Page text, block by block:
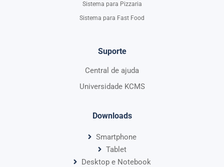
Sistema para Pizzaria
Sistema para Fast Food
Suporte
Central de ajuda
Universidade KCMS
Downloads
Smartphone
Tablet
Desktop e Notebook